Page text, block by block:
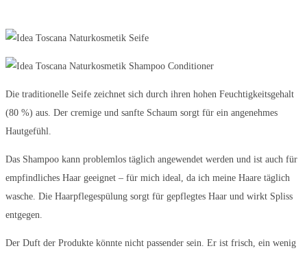
Die traditionelle Seife zeichnet sich durch ihren hohen Feuchtigkeitsgehalt
(80 %) aus. Der cremige und sanfte Schaum sorgt für ein angenehmes
Hautgefühl.
Das Shampoo kann problemlos täglich angewendet werden und ist auch für
empfindliches Haar geeignet – für mich ideal, da ich meine Haare täglich
wasche. Die Haarpflegespülung sorgt für gepflegtes Haar und wirkt Spliss
entgegen.
Der Duft der Produkte könnte nicht passender sein. Er ist frisch, ein wenig